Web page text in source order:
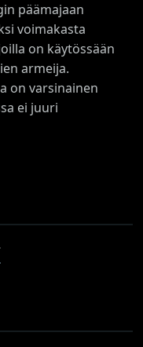
päämajaan
voimakasta
on käytössään
armeija.
on varsinainen
ei juuri